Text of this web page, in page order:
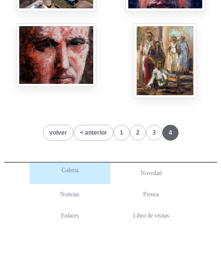
volver anterior 1 2 3 4
Galeria Novedad
Noticias Prensa
Enlaces Libro de visitas